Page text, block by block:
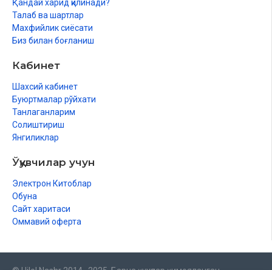
Қандай харид қилинади?
Талаб ва шартлар
Махфийлик сиёсати
Биз билан боғланиш
Кабинет
Шахсий кабинет
Буюртмалар рўйхати
Танлаганларим
Солиштириш
Янгиликлар
Ўқувчилар учун
Электрон Китоблар
Обуна
Сайт харитаси
Оммавий оферта